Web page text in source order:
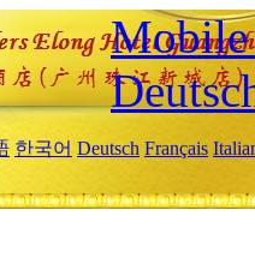
Mobile
한국어 Deutsch Français